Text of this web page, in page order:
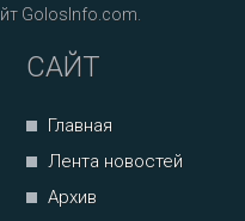
GolosInfo.com.
САЙТ
Главная
Лента новостей
Архив